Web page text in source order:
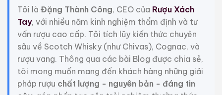
Tôi là Đặng Thành Công, CEO của Rượu Xách
Tay, với nhiều năm kinh nghiệm thẩm định và tư
vấn rượu cao cấp. Tôi tích lũy kiến thức chuyên
sâu về Scotch Whisky (như Chivas), Cognac, và
rượu vang. Thông qua các bài Blog được chia sẻ,
tôi mong muốn mang đến khách hàng những giải
pháp rượu chất lượng - nguyên bản - đáng tin